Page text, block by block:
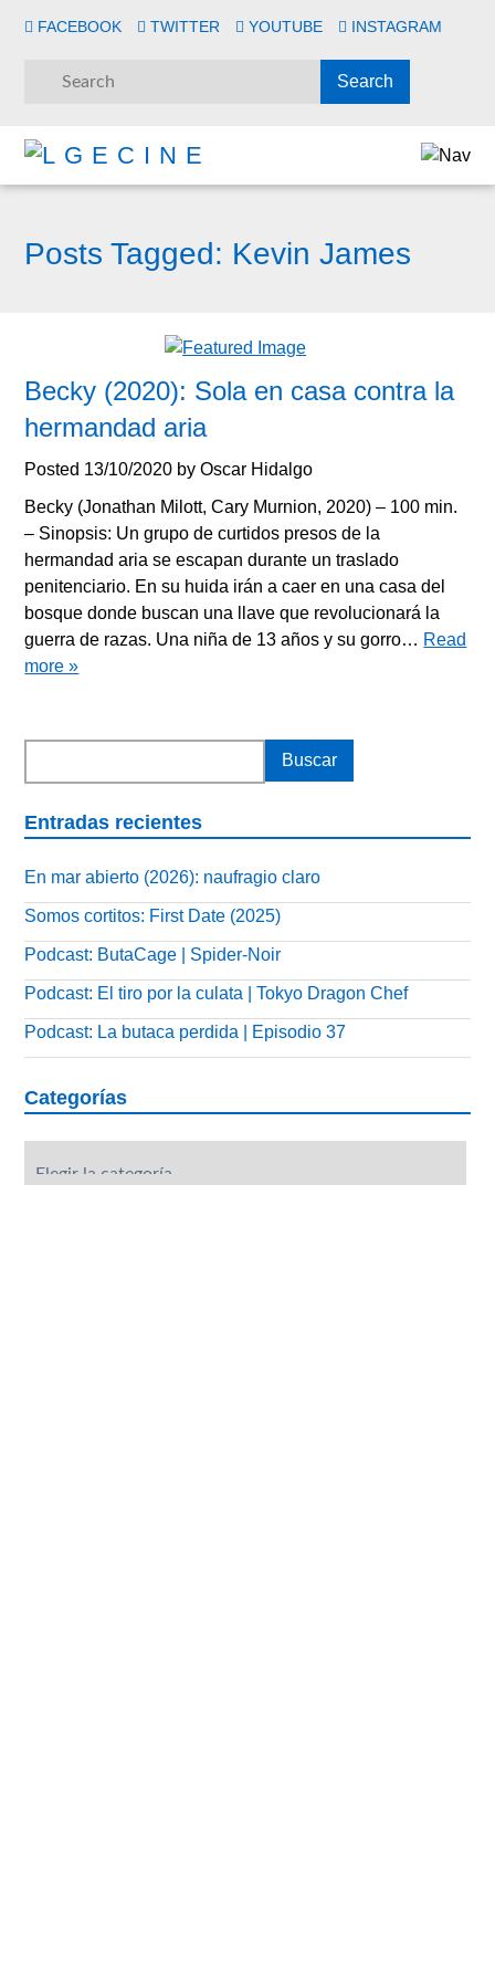
FACEBOOK TWITTER YOUTUBE INSTAGRAM
Posts Tagged: Kevin James
Becky (2020): Sola en casa contra la
hermandad aria
Posted 13/10/2020 byOscar Hidalgo
Becky (Jonathan Milott, Cary Murnion, 2020) – 100 min.
– Sinopsis: Un grupo de curtidos presos de la
hermandad aria se escapan durante un traslado
penitenciario. En su huida irán a caer en una casa del
bosque donde buscan una llave que revolucionará la
guerra de razas. Una niña de 13 años y su gorro… Read
more »
Entradas recientes
En mar abierto (2026): naufragio claro
Somos cortitos: First Date (2025)
Podcast: ButaCage | Spider-Noir
Podcast: El tiro por la culata | Tokyo Dragon Chef
Podcast: La butaca perdida | Episodio 37
Categorías